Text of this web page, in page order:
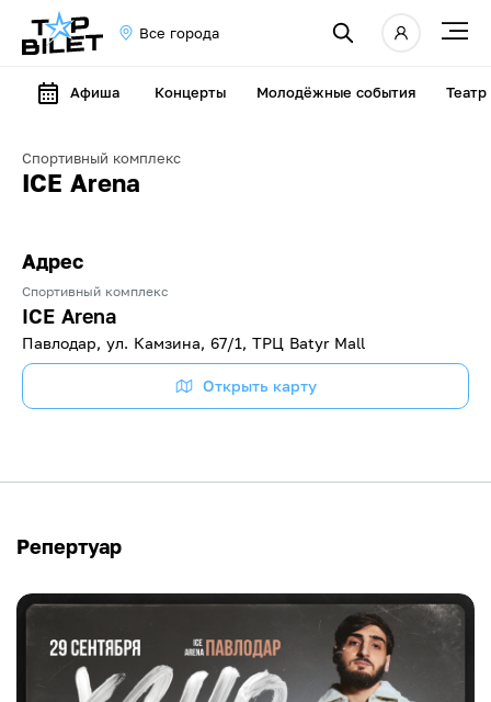
Все города
Афиша Концерты Молодёжные события Театр
Спортивный комплекс
ICE Arena
Адрес
Спортивный комплекс
ICE Arena
Павлодар, ул. Камзина, 67/1, ТРЦ Batyr Mall
Открыть карту
Репертуар